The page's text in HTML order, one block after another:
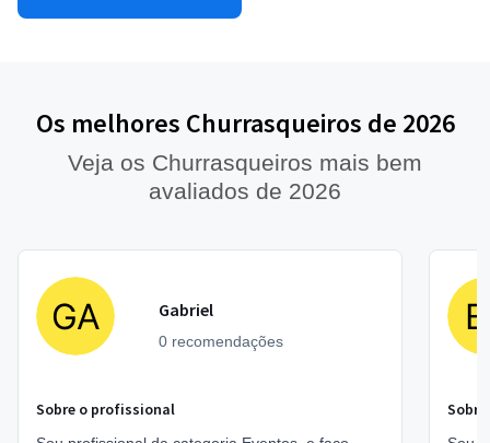
Os melhores Churrasqueiros de 2026
Veja os Churrasqueiros mais bem
avaliados de 2026
Gabriel
0 recomendações
Sobre o profissional